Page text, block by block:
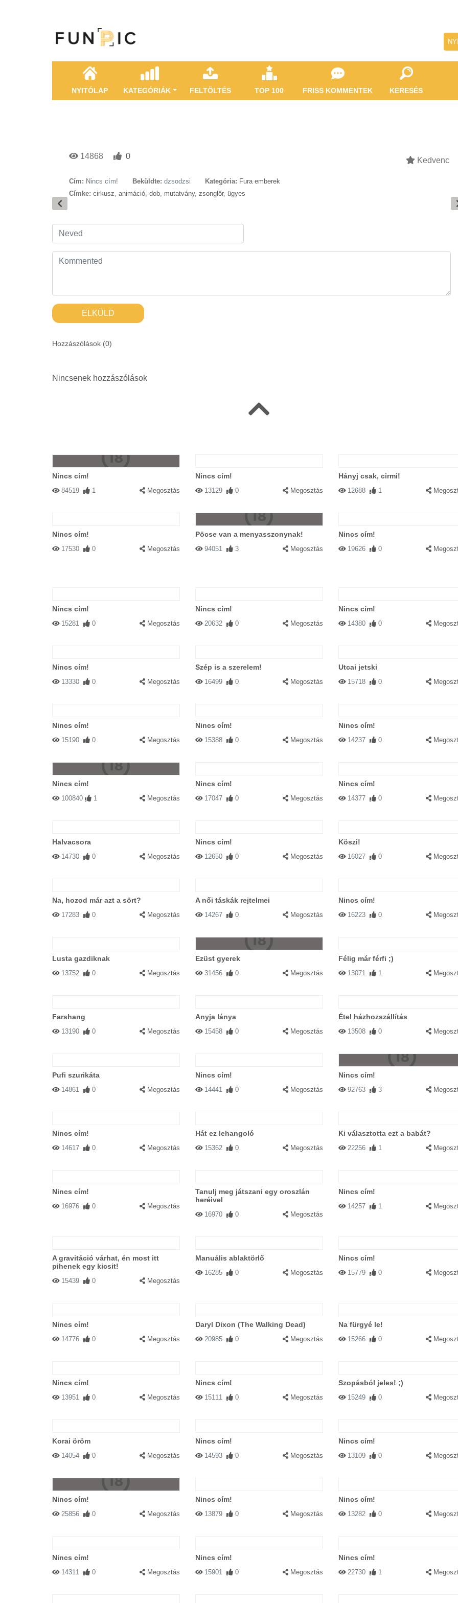
NYITÓLAP KATEGÓRIÁK FELTÖLTÉS TOP 100 FRISS KOMMENTEK KERESÉS
14868 0 Kedvenc
Cím: Nincs cím! Beküldte: dzsodzsi Kategória: Fura emberek
Címke: cirkusz, animáció, dob, mutatvány, zsonglőr, ügyes
ELKÜLD
Hozzászólások (0)
Nincsenek hozzászólások
Nincs cím!
84519 1 Megosztás
Nincs cím!
13129 0 Megosztás
Hányj csak, cirmi!
12688 1
Nincs cím!
17530 0 Megosztás
Pöcse van a menyasszonynak!
94051 3 Megosztás
Nincs cím!
19626 0
Nincs cím!
15281 0 Megosztás
Nincs cím!
20632 0 Megosztás
Nincs cím!
14380 0
Nincs cím!
13330 0 Megosztás
Szép is a szerelem!
16499 0 Megosztás
Utcai jetski
15718 0
Nincs cím!
15190 0 Megosztás
Nincs cím!
15388 0 Megosztás
Nincs cím!
14237 0
Nincs cím!
100840 1 Megosztás
Nincs cím!
17047 0 Megosztás
Nincs cím!
14377 0
Halvacsora
14730 0 Megosztás
Nincs cím!
12650 0 Megosztás
Köszi!
16027 0
Na, hozod már azt a sört?
17283 0 Megosztás
A női táskák rejtelmei
14267 0 Megosztás
Nincs cím!
16223 0
Lusta gazdiknak
13752 0 Megosztás
Ezüst gyerek
31456 0 Megosztás
Félig már férfi ;)
13071 1
Farshang
13190 0 Megosztás
Anyja lánya
15458 0 Megosztás
Étel házhozszállítás
13508 0
Pufi szurikáta
14861 0 Megosztás
Nincs cím!
14441 0 Megosztás
Nincs cím!
92763 3
Nincs cím!
14617 0 Megosztás
Hát ez lehangoló
15362 0 Megosztás
Ki választotta ezt a babát?
22256 1
Nincs cím!
16976 0 Megosztás
Tanulj meg játszani egy oroszlán
heréivel
16970 0 Megosztás
Nincs cím!
14257 1
A gravitáció várhat, én most itt
pihenek egy kicsit!
15439 0 Megosztás
Manuális ablaktörlő
16285 0 Megosztás
Nincs cím!
15779 0
Nincs cím!
14776 0 Megosztás
Daryl Dixon (The Walking Dead)
20985 0 Megosztás
Na fürgyé le!
15266 0
Nincs cím!
13951 0 Megosztás
Nincs cím!
15111 0 Megosztás
Szopásból jeles! ;)
15249 0
Korai öröm
14054 0 Megosztás
Nincs cím!
14593 0 Megosztás
Nincs cím!
13109 0
Nincs cím!
25856 0 Megosztás
Nincs cím!
13879 0 Megosztás
Nincs cím!
13282 0
Nincs cím!
14311 0 Megosztás
Nincs cím!
15901 0 Megosztás
Nincs cím!
22730 1